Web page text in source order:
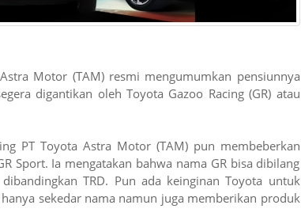
Motor (TAM) resmi mengumumkan pensiunnya
digantikan oleh Toyota Gazoo Racing (GR) atau
PT Toyota Astra Motor (TAM) pun membeberkan
Sport. Ia mengatakan bahwa nama GR bisa dibilang
TRD. Pun ada keinginan Toyota untuk
sekedar nama namun juga memberikan produk